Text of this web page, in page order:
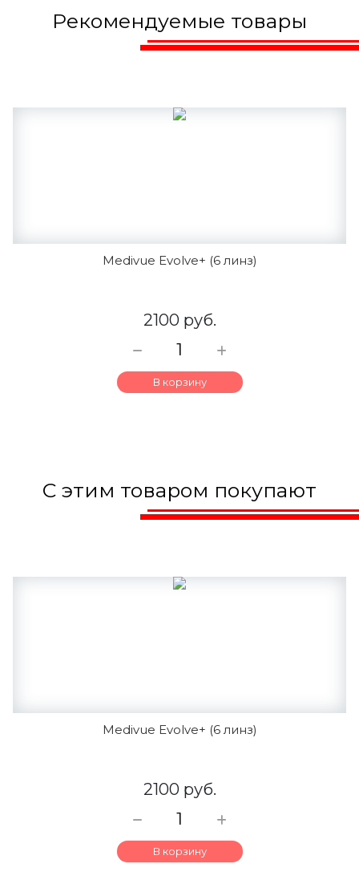
Рекомендуемые товары
Medivue Evolve+ (6 линз)
2100 руб.
В корзину
С этим товаром покупают
Medivue Evolve+ (6 линз)
2100 руб.
В корзину